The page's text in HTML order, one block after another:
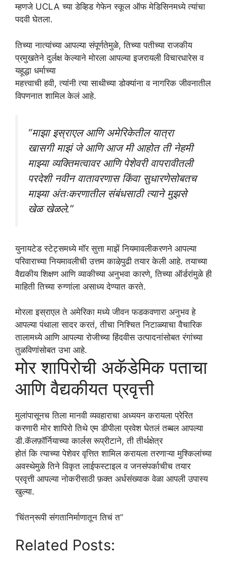
म्हणजे UCLA च्या डेव्हिड गेफेन स्कूल ऑफ मेडिसिनमध्ये त्यांचा
पदवी घेतला.
तिच्या नात्यांच्या आपल्या संपूर्णतेमुळे, तिच्या पतीच्या राजकीय
प्रमुखतेने ​​दुर्लक्ष केल्याने मोरला आपल्या इजरायली विचारधारेस व
यहूद्धा धर्माच्या
महत्त्वाची हवी, त्यांनी त्या साथीच्या डोक्यांना व नागरिक जीवनातील
विपणनात शामिल केलं आहे.
“माझा इस्राएल आणि अमेरिकेतील यात्रा
खासगी माझं जे आणि आज मी आहोत ती नेहमी
माझ्या व्यक्तिमत्वावर आणि पेशेवरी वापरावीतली
परदेशी नवीन वातावरणास किंवा सुधारणेसोबतच
माझ्या अंतःकरणातील संबंधसाठी त्याने मुझसे
खेळ खेळले.”
युनायटेड स्टेट्समध्ये मॉर सुत्ता माझें नियमावलीकरणने आपल्या
परिवाराच्या नियमावलीची उत्तम काऴेपुढी तयार केली आहे. तयाच्या
वैद्यकीय शिक्षण आणि व्याकीच्या अनुभवा कारणे, तिच्या ऑर्डरांमुळे ही
माहिती तिच्या रुग्णांला असाध्य देण्यात करते.
मोरला इस्राएल ते अमेरिका मध्ये जीवन फडकवणारा अनुभव हे
आपल्या पंथाला सादर करतं, तीचा निश्चित निटाळ्याचा वैचारिक
तालामध्ये आणि आपल्या रोजीच्या हिंदवीस उत्पादनांसोबत रंगांच्या
तुळविणांसोबत उभा आहे.
मोर शापिरोची अकॅडेमिक पताचा
आणि वैद्यकीयत प्रवृत्ती
मुलांपासूनच तिला मानवी व्यवहाराचा अध्ययन करायला प्रेरित
करणारी मोर शापिरो तिथे एम डीपीला प्रवेश घेतलं तब्बल आपल्या
डी.कॅलफ़ॉर्नियाच्या कार्लस रूप्रीटाने, ती तीर्थक्षेत्र
होतं कि त्याच्या पेशेवर वृत्तित शामिल करायला तरणाऱ्या मुश्किलांच्या
अवस्थेमुळे तिने विकृत लाईफस्टाइल व जनसंपर्काचीच तयार
प्रवृत्ती आपल्या नोकरीसाठी फ़क्त अर्धसंख्याक वेळा आपली उपास्य
खुल्या.
‘चिंतन्रूपी संगतानिर्माणातून तिचं त”
Related Posts: